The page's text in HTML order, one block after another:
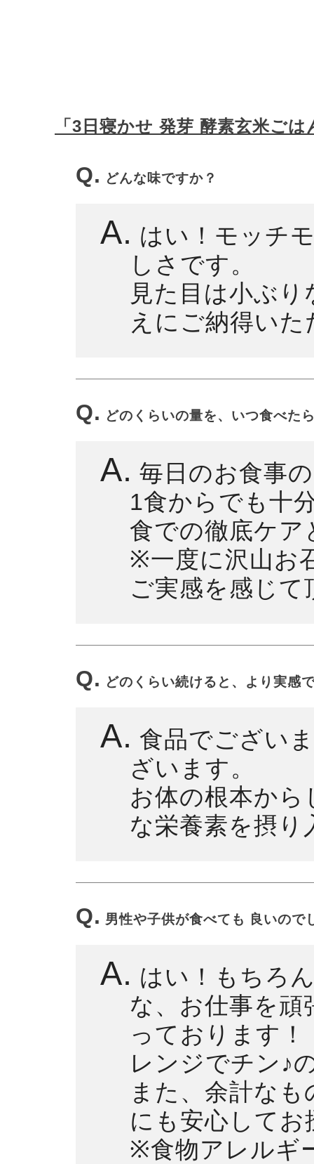
「3日寝かせ 発芽 酵素玄米ご
Q. どんな味ですか？
A. はい！モッチ
しさです。
見た目は小ぶ
えにご納得い
Q. どのくらいの量を、いつ食べた
A. 毎日のお食事
1食からでも十
食での徹底ケア
※一度に沢山お
ご実感を感じ
Q. どのくらい続けると、より実感
A. 食品でござい
ざいます。
お体の根本か
な栄養素を摂り
Q. 男性や子供が食べても 良いので
A. はい！もちろ
な、お仕事を
っております！
レンジでチン♪
また、余計な
にも安心して
※食物アレルギ